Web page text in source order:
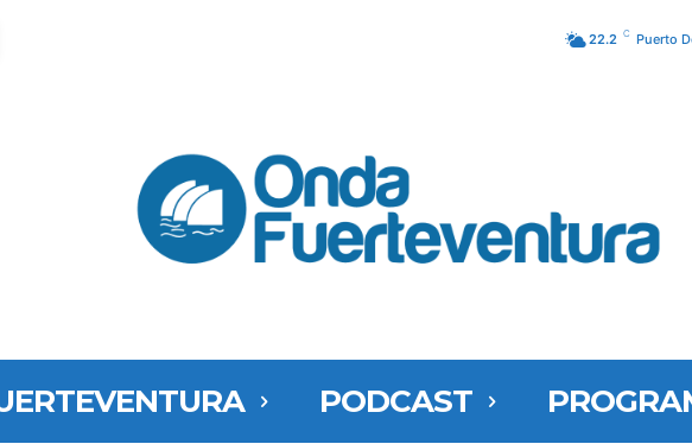
22.2 C Puerto
PODCAST